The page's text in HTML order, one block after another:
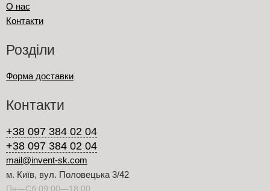
О нас
Контакти
Розділи
Форма доставки
Контакти
+38 097 384 02 04
+38 097 384 02 04
mail@invent-sk.com
м. Київ, вул. Половецька 3/42
Пн—Сб 09:00—18:00